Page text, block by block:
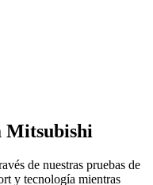
Mitsubishi
de nuestras pruebas de
y tecnología mientras